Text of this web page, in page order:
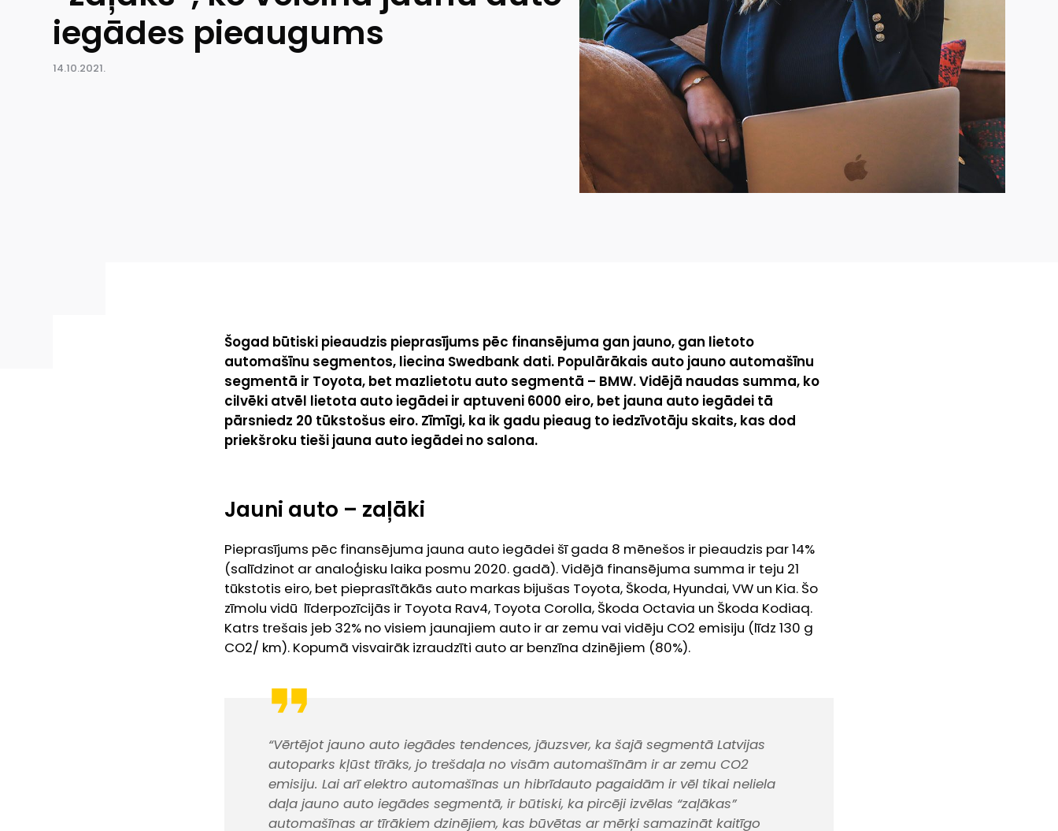
iegādes pieaugums
14.10.2021.
Šogad būtiski pieaudzis pieprasījums pēc finansējuma gan jauno, gan lietoto
automašīnu segmentos, liecina Swedbank dati. Populārākais auto jauno automašīnu
segmentā ir Toyota, bet mazlietotu auto segmentā – BMW. Vidējā naudas summa, ko
cilvēki atvēl lietota auto iegādei ir aptuveni 6000 eiro, bet jauna auto iegādei tā
pārsniedz 20 tūkstošus eiro. Zīmīgi, ka ik gadu pieaug to iedzīvotāju skaits, kas dod
priekšroku tieši jauna auto iegādei no salona.
Jauni auto – zaļāki
Pieprasījums pēc finansējuma jauna auto iegādei šī gada 8 mēnešos ir pieaudzis par 14%
(salīdzinot ar analoģisku laika posmu 2020. gadā). Vidējā finansējuma summa ir teju 21
tūkstotis eiro, bet pieprasītākās auto markas bijušas Toyota, Škoda, Hyundai, VW un Kia. Šo
zīmolu vidū līderpozīcijās ir Toyota Rav4, Toyota Corolla, Škoda Octavia un Škoda Kodiaq.
Katrs trešais jeb 32% no visiem jaunajiem auto ir ar zemu vai vidēju CO2 emisiju (līdz 130 g
CO2/ km). Kopumā visvairāk izraudzīti auto ar benzīna dzinējiem (80%).
“Vērtējot jauno auto iegādes tendences, jāuzsver, ka šajā segmentā Latvijas
autoparks kļūst tīrāks, jo trešdaļa no visām automašīnām ir ar zemu CO2
emisiju. Lai arī elektro automašīnas un hibrīdauto pagaidām ir vēl tikai neliela
daļa jauno auto iegādes segmentā, ir būtiski, ka pircēji izvēlas “zaļākas”
automašīnas ar tīrākiem dzinējiem, kas būvētas ar mērķi samazināt kaitīgo